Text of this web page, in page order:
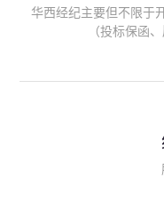
华西经纪主要但不限于
（投标保函
险、政府公共安全责任
人责任险、首台套/首版